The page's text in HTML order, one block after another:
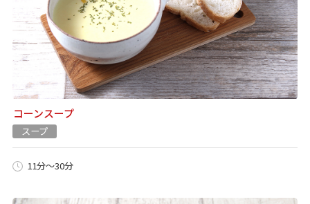
コーンスープ
スープ
11分～30分